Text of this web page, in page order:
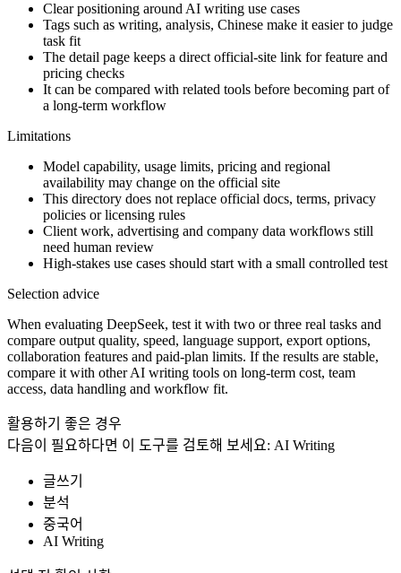
Clear positioning around AI writing use cases
Tags such as writing, analysis, Chinese make it easier to judge
task fit
The detail page keeps a direct official-site link for feature and
pricing checks
It can be compared with related tools before becoming part of
a long-term workflow
Limitations
Model capability, usage limits, pricing and regional
availability may change on the official site
This directory does not replace official docs, terms, privacy
policies or licensing rules
Client work, advertising and company data workflows still
need human review
High-stakes use cases should start with a small controlled test
Selection advice
When evaluating DeepSeek, test it with two or three real tasks and
compare output quality, speed, language support, export options,
collaboration features and paid-plan limits. If the results are stable,
compare it with other AI writing tools on long-term cost, team
access, data handling and workflow fit.
활용하기 좋은 경우
다음이 필요하다면 이 도구를 검토해 보세요: AI Writing
글쓰기
분석
중국어
AI Writing